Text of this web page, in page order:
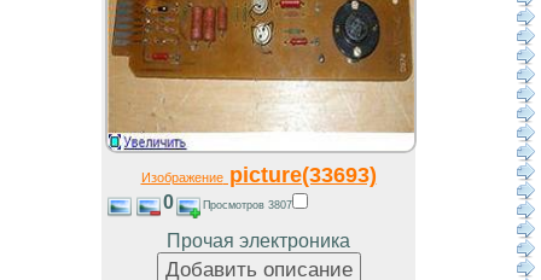
Изображениеpicture(33693)
0 Просмотров 3807
Прочая электроника